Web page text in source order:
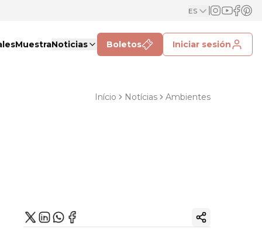
ES
MuestraNoticias Boletos Iniciar sesión
Início Notícias Ambientes
Copiar enlace